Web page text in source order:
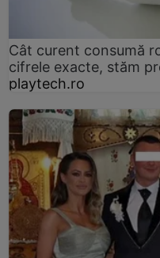
Cât curent consumă
cifrele exacte, stăm
playtech.ro